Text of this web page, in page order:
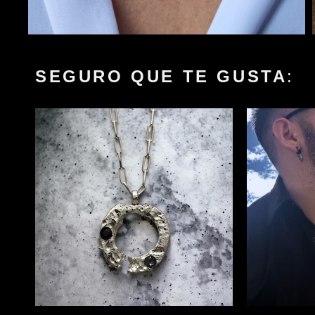
en
modal
SEGURO QUE TE GUSTA: